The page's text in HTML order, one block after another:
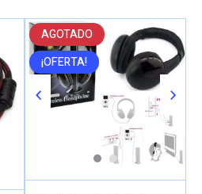
AGOTADO
¡OFERTA!